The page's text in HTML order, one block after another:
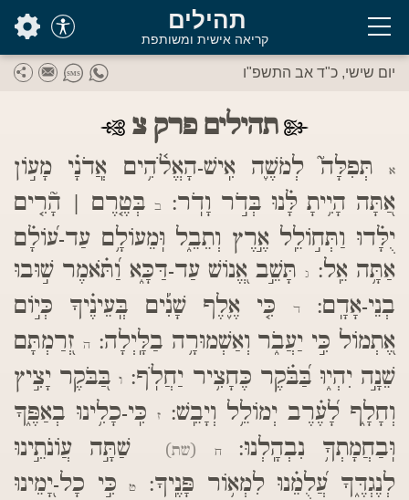
תהילים
קריאה אישית ומשותפת
יום שישי, כ"ד אב התשפ"ו
תהילים פרק צ
א
תְּפִלָּה֮ לְמֹשֶׁ֪ה אִֽישׁ-הָאֱלֹ֫הִ֥ים אֲֽדֹנָ֗י מָע֣וֹן
אַ֭תָּה הָיִ֥יתָ לָּ֗נוּ בְּדֹ֣ר וָדֹֽר:
בבְּטֶ֤רֶם | הָ֘רִ֤ים
יֻלָּ֗דוּ וַתְּח֣וֹלֵֽל אֶ֣רֶץ וְתֵבֵ֑ל וּֽמֵעוֹלָ֥ם עַד-ע֝וֹלָ֗ם
אַתָּ֥ה אֵֽל:
גתָּשֵׁ֣ב אֱ֭נוֹשׁ עַד-דַּכָּ֑א וַ֝תֹּ֗אמֶר שׁ֣וּבוּ
בְנֵי-אָדָֽם:ד
כִּ֤י אֶ֪לֶף שָׁנִ֡ים בְּֽעֵינֶ֗יךָ כְּי֣וֹם
אֶ֭תְמוֹל כִּ֣י יַעֲבֹ֑ר וְאַשְׁמוּרָ֥ה בַלָּֽיְלָה:ה זְ֭רַמְתָּם
שֵׁנָ֣ה יִהְי֑וּ בַּ֝בֹּ֗קֶר כֶּחָצִ֥יר יַחֲלֹֽף: ובַּ֭בֹּקֶר יָצִ֣יץ
וְחָלָ֑ף לָ֝עֶ֗רֶב יְמוֹלֵ֥ל וְיָבֵֽשׁ:
ז
כִּֽי-כָלִ֥ינוּ בְאַפֶּ֑ךָ
וּֽבַחֲמָתְךָ֥ נִבְהָֽלְנוּ:ח (שת)
שַׁתָּ֣ה עֲוֹנֹתֵ֣ינוּ
לְנֶגְדֶּ֑ךָ עֲ֝לֻמֵ֗נוּ לִמְא֥וֹר פָּנֶֽיךָ:
טכִּ֣י כָל-יָ֭מֵינוּ